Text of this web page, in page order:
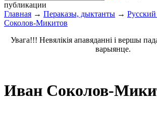
публикации
Главная → Пераказы, дыктанты →
Соколов-Микитов
Увага!!! Невялікія апавяданні і вершы
варыянце.
Иван Соколов-